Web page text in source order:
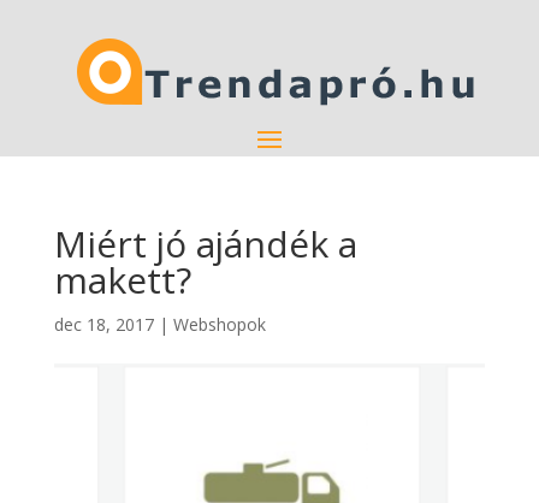
Miért jó ajándék a
makett?
dec 18, 2017| Webshopok